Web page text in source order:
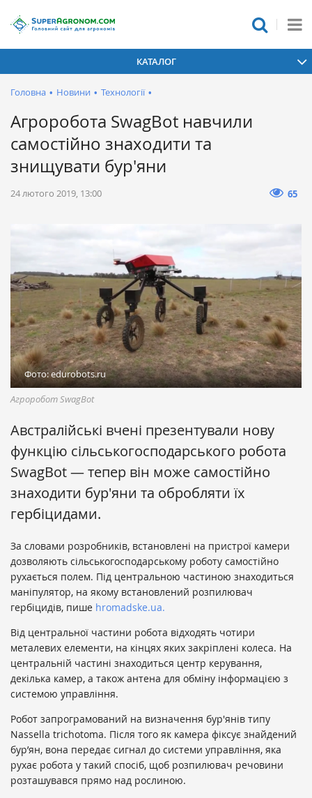
КАТАЛОГ
Головна • Новини • Технології •
Агроробота SwagBot навчили
самостійно знаходити та
знищувати бур'яни
24 лютого 2019, 13:00 65
Фото: edurobots.ru
Агроробот SwagBot
Австралійські вчені презентували нову
функцію сільськогосподарського робота
SwagBot — тепер він може самостійно
знаходити бур'яни та обробляти їх
гербіцидами.
За словами розробників, встановлені на пристрої камери
дозволяють сільськогосподарському роботу самостійно
рухається полем. Під центральною частиною знаходиться
маніпулятор, на якому встановлений розпилювач
гербіцидів, пише hromadske.ua.
Від центральної частини робота відходять чотири
металевих елементи, на кінцях яких закріплені колеса. На
центральній частині знаходиться центр керування,
декілька камер, а також антена для обміну інформацією з
системою управління.
Робот запрограмований на визначення бур'янів типу
Nassella trichotoma. Після того як камера фіксує знайдений
бур’ян, вона передає сигнал до системи управління, яка
рухає робота у такий спосіб, щоб розпилювач речовини
розташувався прямо над рослиною.